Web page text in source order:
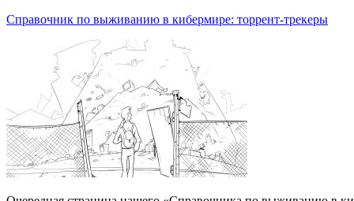
Справочник по выживанию в кибермире: торрент-трекеры